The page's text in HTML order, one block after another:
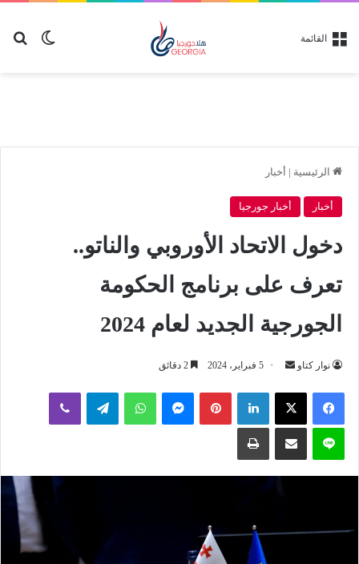
الوضع القائمة
الرئيسية | أخبار
أخبار أخبار جورجيا
دخول الاتحاد الأوروبي والناتو..
تعرف على برنامج الحكومة
الجورجية الجديد لعام 2024
نوار كتاو
أرسل
إلكترونيا
5 فبراير، 2024
لينكدإن بينتيريستماسنجر واتساب تيلقرام ڤايبر
لاين مشاركة عبر البريد طباعة